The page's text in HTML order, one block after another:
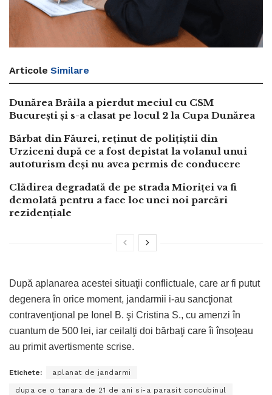
Articole Similare
Dunărea Brăila a pierdut meciul cu CSM
București și s-a clasat pe locul 2 la Cupa Dunărea
Bărbat din Făurei, reținut de polițiștii din
Urziceni după ce a fost depistat la volanul unui
autoturism deși nu avea permis de conducere
Clădirea degradată de pe strada Mioriței va fi
demolată pentru a face loc unei noi parcări
rezidențiale
După aplanarea acestei situaţii conflictuale, care ar fi putut
degenera în orice moment, jandarmii i-au sancţionat
contravenţional pe Ionel B. şi Cristina S., cu amenzi în
cuantum de 500 lei, iar ceilalţi doi bărbaţi care îi însoţeau
au primit avertismente scrise.
Etichete: aplanat de jandarmi
dupa ce o tanara de 21 de ani si-a parasit concubinul